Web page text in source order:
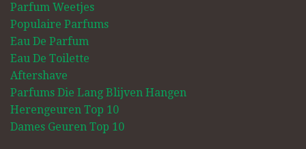
Parfum Weetjes
Populaire Parfums
Eau De Parfum
Eau De Toilette
Aftershave
Parfums Die Lang Blijven Hangen
Herengeuren Top 10
Dames Geuren Top 10